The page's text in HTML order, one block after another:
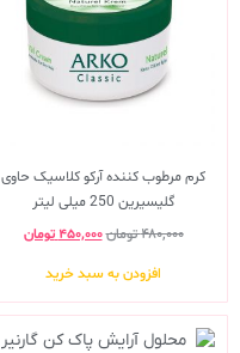
کرم مرطوب کننده آرکو کلاسیک حاوی
گلیسیرین 250 میلی لیتر
۴۸۰,۰۰۰تومان۴۵۰,۰۰۰ تومان
افزودن به سبد خرید